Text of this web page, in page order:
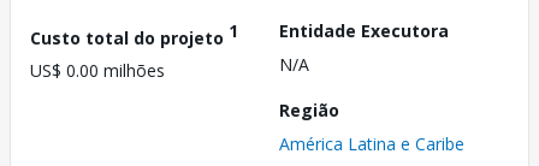
Custo total do projeto 1
US$ 0.00 milhões
Entidade Executora
N/A
Região
América Latina e Caribe